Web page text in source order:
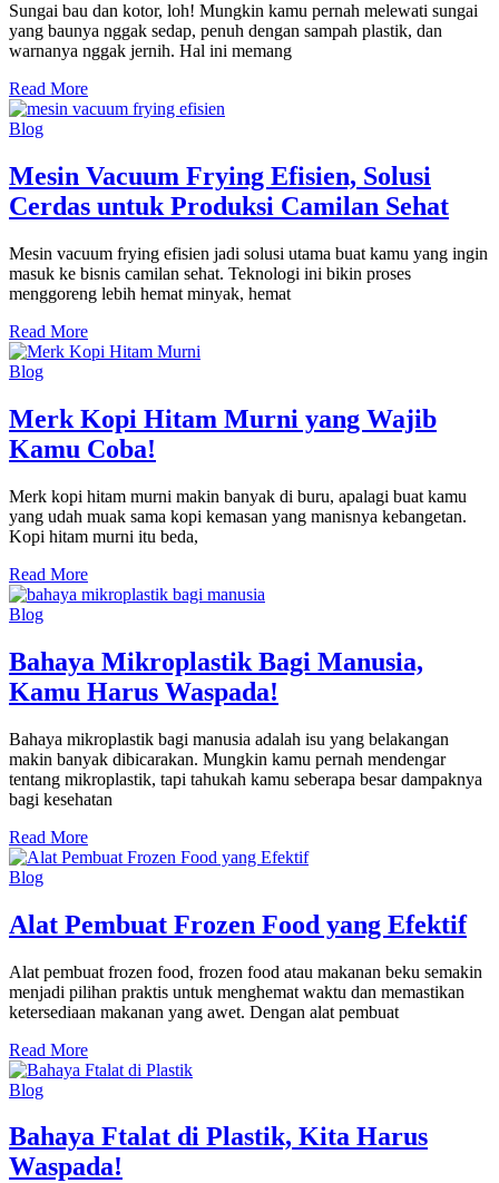
Sungai bau dan kotor, loh! Mungkin kamu pernah melewati sungai
yang baunya nggak sedap, penuh dengan sampah plastik, dan
warnanya nggak jernih. Hal ini memang
Read More
Blog
Mesin Vacuum Frying Efisien, Solusi
Cerdas untuk Produksi Camilan Sehat
Mesin vacuum frying efisien jadi solusi utama buat kamu yang ingin
masuk ke bisnis camilan sehat. Teknologi ini bikin proses
menggoreng lebih hemat minyak, hemat
Read More
Blog
Merk Kopi Hitam Murni yang Wajib
Kamu Coba!
Merk kopi hitam murni makin banyak di buru, apalagi buat kamu
yang udah muak sama kopi kemasan yang manisnya kebangetan.
Kopi hitam murni itu beda,
Read More
Blog
Bahaya Mikroplastik Bagi Manusia,
Kamu Harus Waspada!
Bahaya mikroplastik bagi manusia adalah isu yang belakangan
makin banyak dibicarakan. Mungkin kamu pernah mendengar
tentang mikroplastik, tapi tahukah kamu seberapa besar dampaknya
bagi kesehatan
Read More
Blog
Alat Pembuat Frozen Food yang Efektif
Alat pembuat frozen food, frozen food atau makanan beku semakin
menjadi pilihan praktis untuk menghemat waktu dan memastikan
ketersediaan makanan yang awet. Dengan alat pembuat
Read More
Blog
Bahaya Ftalat di Plastik, Kita Harus
Waspada!